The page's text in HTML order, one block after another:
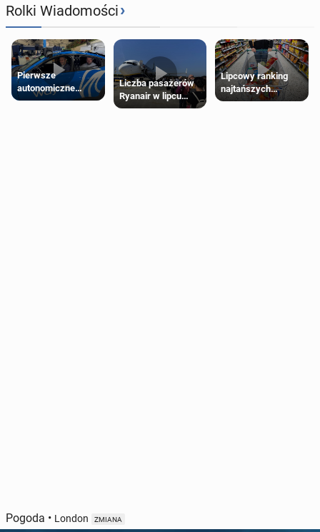
Rolki Wiadomości›
Pierwsze
autonomiczne
Ubery pojawią się
Liczba pasażerów
Ryanair w lipcu
pobiła rekord
Lipcowy ranking
najtańszych
supermarketów
Pogoda • London ZMIANA